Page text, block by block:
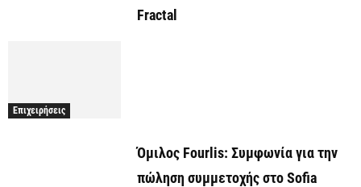
Fractal
Επιχειρήσεις
Όμιλος Fourlis: Συμφωνία για την
πώληση συμμετοχής στο Sofia